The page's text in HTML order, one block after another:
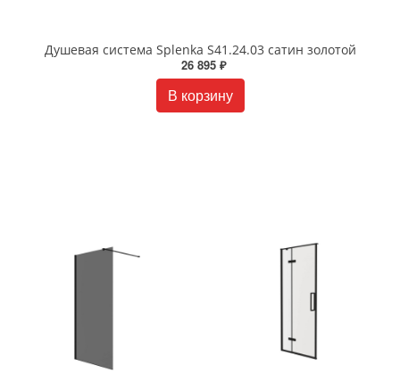
Душевая система Splenka S41.24.03 сатин золотой
26 895 ₽
В корзину